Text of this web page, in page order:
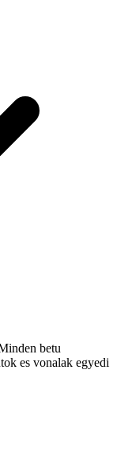
betu
es vonalak egyedi